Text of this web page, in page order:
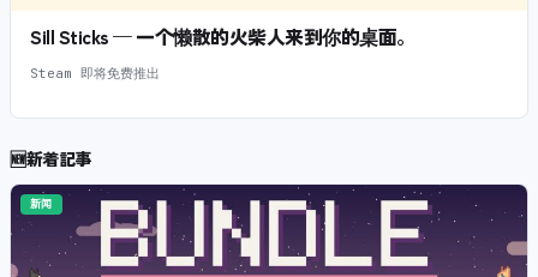
Sill Sticks — 一个懒散的火柴人来到你的桌面。
Steam 即将免费推出
🆕新着記事
新闻